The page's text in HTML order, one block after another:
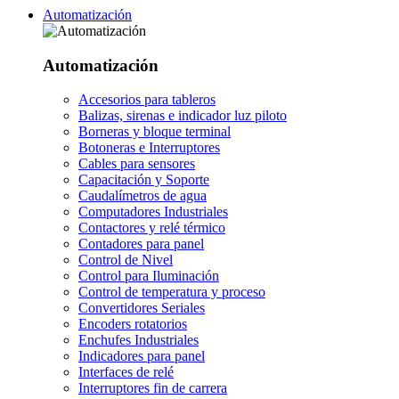
Automatización
Automatización
Accesorios para tableros
Balizas, sirenas e indicador luz piloto
Borneras y bloque terminal
Botoneras e Interruptores
Cables para sensores
Capacitación y Soporte
Caudalímetros de agua
Computadores Industriales
Contactores y relé térmico
Contadores para panel
Control de Nivel
Control para Iluminación
Control de temperatura y proceso
Convertidores Seriales
Encoders rotatorios
Enchufes Industriales
Indicadores para panel
Interfaces de relé
Interruptores fin de carrera